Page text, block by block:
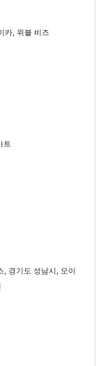
카, 위블 비즈
트
, 경기도 성남시, 오이